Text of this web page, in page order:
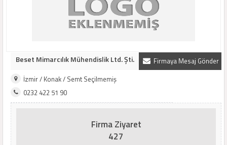
Firmaya Mesaj Gönder
Beset Mimarcılık Mühendislik Ltd. Şti.
İzmir / Konak / Semt Seçilmemiş
0232 422 51 90
Firma Ziyaret
427